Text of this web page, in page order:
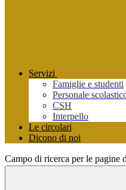
Servizi
Famiglie e studenti
Personale
CSH
Interpello
Le circolari
Dicono di noi
Campo di ricerca per le pagine